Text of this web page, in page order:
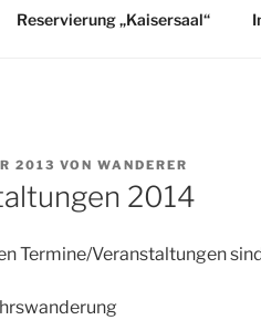
Reservierung „Kaisersaal“
2013 VON WANDERER
2014
Termine/Veranstaltungen